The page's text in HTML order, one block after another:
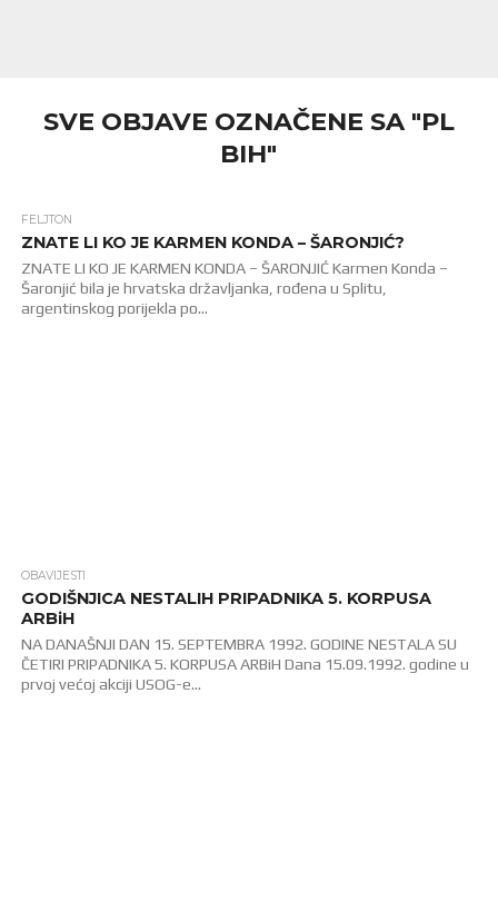
SVE OBJAVE OZNAČENE SA "PL
BIH"
FELJTON
ZNATE LI KO JE KARMEN KONDA – ŠARONJIĆ?
ZNATE LI KO JE KARMEN KONDA – ŠARONJIĆ Karmen Konda –
Šaronjić bila je hrvatska državljanka, rođena u Splitu,
argentinskog porijekla po...
OBAVIJESTI
GODIŠNJICA NESTALIH PRIPADNIKA 5. KORPUSA
ARBiH
NA DANAŠNJI DAN 15. SEPTEMBRA 1992. GODINE NESTALA SU
ČETIRI PRIPADNIKA 5. KORPUSA ARBiH Dana 15.09.1992. godine u
prvoj većoj akciji USOG-e...